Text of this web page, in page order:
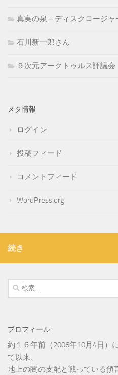
真実の泉－ディスクロージャ
石川新一郎さん
９次元アークトゥルス評議会
メタ情報
ログイン
投稿フィード
コメントフィード
WordPress.org
続き
検
索:
プロフィール
約１６年前（2006年10月4日）
て以来、
地上の闇の支配と戦っている預